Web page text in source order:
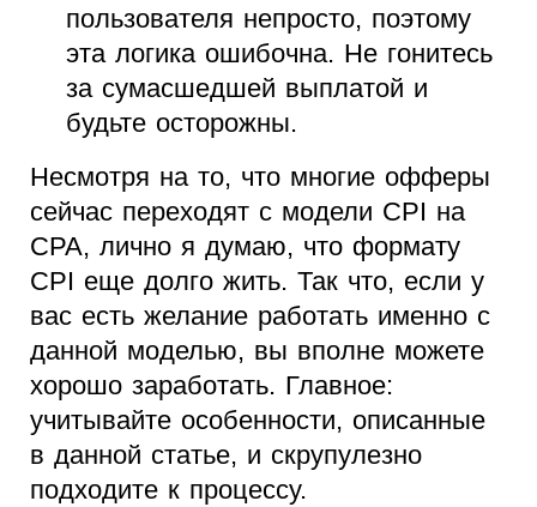
пользователя непросто, поэтому
эта логика ошибочна. Не гонитесь
за сумасшедшей выплатой и
будьте осторожны.
Несмотря на то, что многие офферы
сейчас переходят с модели CPI на
CPA, лично я думаю, что формату
CPI еще долго жить. Так что, если у
вас есть желание работать именно с
данной моделью, вы вполне можете
хорошо заработать. Главное:
учитывайте особенности, описанные
в данной статье, и скрупулезно
подходите к процессу.